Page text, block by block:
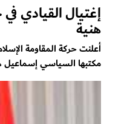
إغتيال القيادي
هنية
أعلنت حركة المقاومة
مكتبها السياسي إسماعيل